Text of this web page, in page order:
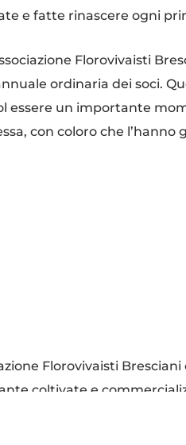
e fatte rinascere ogni
Florovivaisti
ordinaria dei soci.
essere un importante
con coloro che
Florovivaisti
coltivate e